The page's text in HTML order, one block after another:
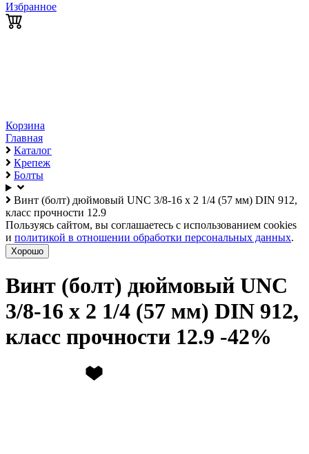
Избранное
Корзина
Главная
Каталог
Крепеж
Болты
Винт (болт) дюймовый UNC 3/8-16 х 2 1/4 (57 мм) DIN 912,
класс прочности 12.9
Пользуясь сайтом, вы соглашаетесь с использованием cookies
и политикой в отношении обработки персональных данных.
Хорошо
Винт (болт) дюймовый UNC
3/8-16 х 2 1/4 (57 мм) DIN 912,
класс прочности 12.9